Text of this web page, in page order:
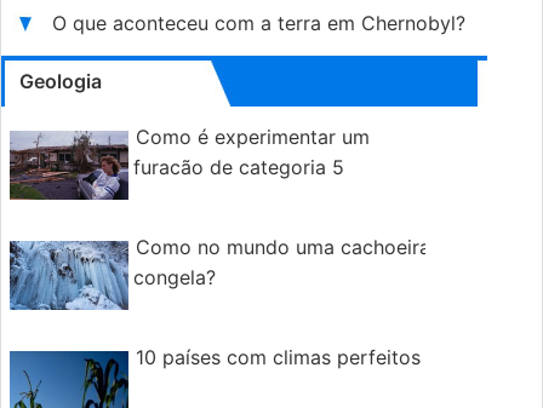
O que aconteceu com a terra em Chernobyl?
Geologia
Como é experimentar um
furacão de categoria 5
Como no mundo uma cachoeira
congela?
10 países com climas perfeitos